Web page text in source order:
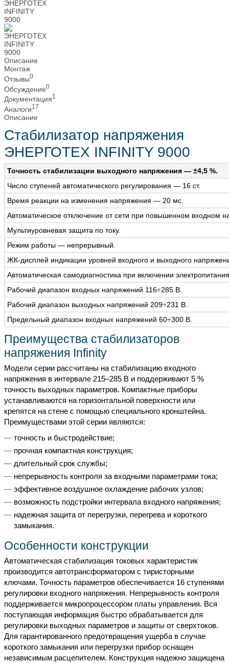
Описание
Монтаж
Отзывы0
Обсуждение0
Документация1
Аналоги17
Описание
Стабилизатор напряжения
ЭНЕРГОТЕХ INFINITY 9000
Точность стабилизации выходного напряжения — ±4,5 %.
Число ступеней автоматического регулирования — 16 ст.
Время реакции на изменения напряжения — 20 мс.
Автоматическое отключение от сети при повышенном входном
Мультиуровневая защита по току.
Режим работы — непрерывный.
ЖК-дисплей индикации уровней входного и выходного
Автоматическая самодиагностика при включении
Рабочий диапазон входных напряжений 116÷285 В.
Рабочий диапазон выходных напряжений 209÷231 В.
Предельный диапазон входных напряжений 60÷300 В.
Преимущества стабилизаторов
напряжения Infinity
Модели серии рассчитаны на стабилизацию входного
напряжения в интервале 215–285 В и поддерживают 5 %
точность выходных параметров. Компактные приборы
устанавливаются на горизонтальной поверхности или
крепятся на стене с помощью специального кронштейна.
Преимуществами этой серии являются:
точность и быстродействие;
прочная компактная конструкция;
длительный срок службы;
непрерывность контроля за входными параметрами тока;
эффективное воздушное охлаждение рабочих узлов;
возможность подстройки интервала входного напряжения;
надежная защита от перегрузки, перегрева и короткого
замыкания.
Особенности конструкции
Автоматическая стабилизация токовых характеристик
производится автотрансформатором с тиристорными
ключами. Точность параметров обеспечивается 16 ступенями
регулировки входного напряжения. Непрерывность контроля
поддерживается микропроцессором платы управления. Вся
поступающая информация быстро обрабатывается для
регулировки выходных параметров и защиты от сверхтоков.
Для гарантированного предотвращения ущерба в случае
короткого замыкания или перегрузки прибор оснащен
независимым расцепителем. Конструкция надежно защищена